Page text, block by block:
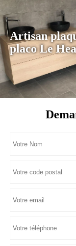
Artisan
placo Le